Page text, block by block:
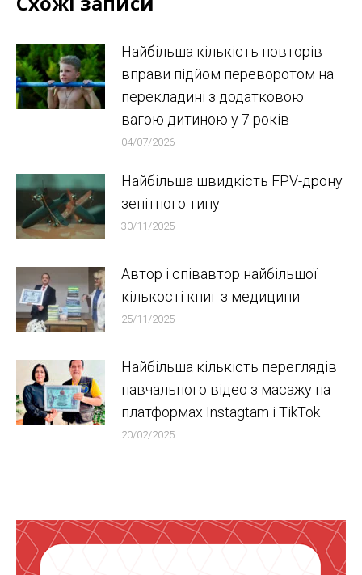
Найбільша кількість повторів
вправи підйом переворотом на
перекладині з додатковою
вагою дитиною у 7 років
04/07/2026
Найбільша швидкість FPV-дрону
зенітного типу
30/11/2025
Автор і співавтор найбільшої
кількості книг з медицини
25/11/2025
Найбільша кількість переглядів
навчального відео з масажу на
платформах Instagtam i TikTok
20/02/2025